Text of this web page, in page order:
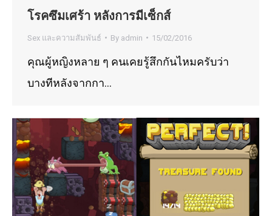
โรคซึมเศร้า หลังการมีเซ็กส์
Sex และความสัมพันธ์ By admin 15/02/2016
คุณผู้หญิงหลาย ๆ คนเคยรู้สึกกันไหมครับว่า
บางทีหลังจากกา…